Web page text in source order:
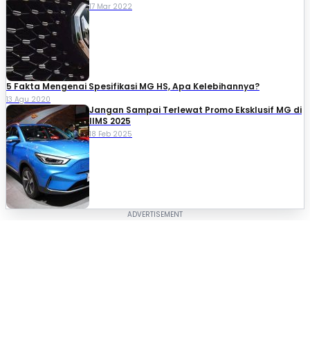
17 Mar 2022
5 Fakta Mengenai Spesifikasi MG HS, Apa Kelebihannya?
13 Agu 2020
Jangan Sampai Terlewat Promo Eksklusif MG di
IIMS 2025
18 Feb 2025